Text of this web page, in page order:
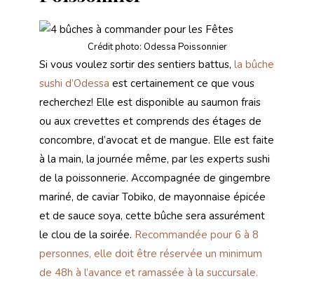
Crédit photo: Odessa Poissonnier
Si vous voulez sortir des sentiers battus, la bûche
sushi d’Odessa est certainement ce que vous
recherchez! Elle est disponible au saumon frais
ou aux crevettes et comprends des étages de
concombre, d’avocat et de mangue. Elle est faite
à la main, la journée même, par les experts sushi
de la poissonnerie. Accompagnée de gingembre
mariné, de caviar Tobiko, de mayonnaise épicée
et de sauce soya, cette bûche sera assurément
le clou de la soirée. Recommandée pour 6 à 8
personnes, elle doit être réservée un minimum
de 48h à l’avance et ramassée à la succursale.